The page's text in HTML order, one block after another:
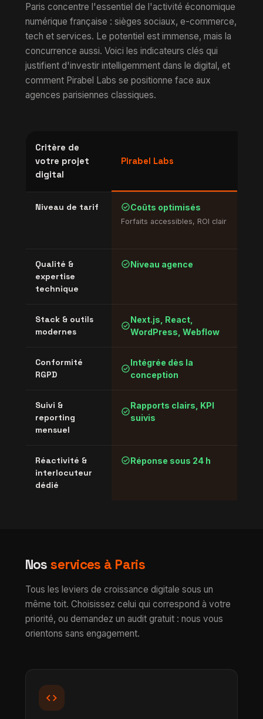
Paris concentre l'essentiel de l'activité économique
numérique française : sièges sociaux, e-commerce,
tech et services. Le potentiel est immense, mais la
concurrence aussi. Voici les indicateurs clés qui
justifient d'investir intelligemment dans le digital, et
comment Pirabel Labs se positionne face aux
agences parisiennes classiques.
Critère de
votre projet
digital
Pirabel Labs
Niveau de tarif check_circleCoûts optimisés
Forfaits accessibles, ROI clair
Qualité &
expertise
technique
check_circleNiveau agence
Stack & outils
modernes
check_circle
Next.js, React,
WordPress, Webflow
Conformité
RGPD
check_circle
Intégrée dès la
conception
Suivi &
reporting
mensuel
check_circle
Rapports clairs, KPI
suivis
Réactivité &
interlocuteur
dédié
check_circleRéponse sous 24 h
Nosservices à Paris
Tous les leviers de croissance digitale sous un
même toit. Choisissez celui qui correspond à votre
priorité, ou demandez un audit gratuit : nous vous
orientons sans engagement.
code